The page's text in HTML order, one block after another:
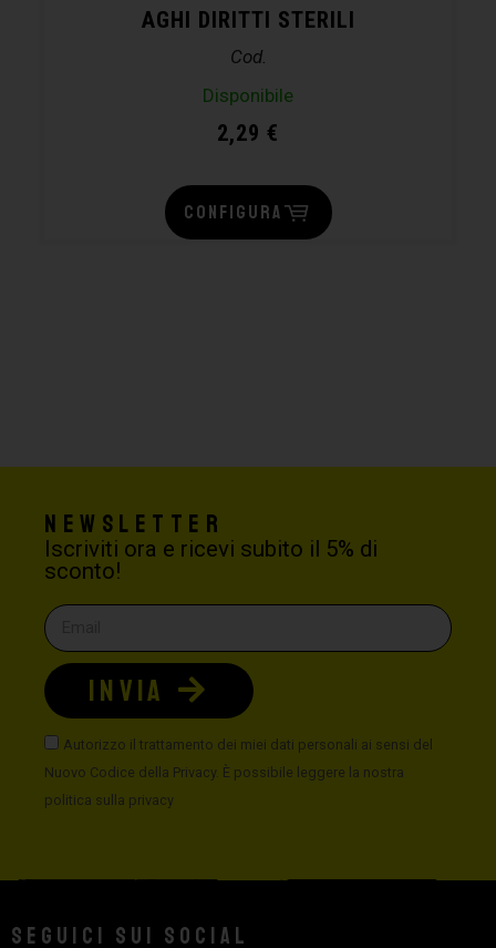
AGHI DIRITTI STERILI
Cod.
Disponibile
2,29 €
CONFIGURA
Newsletter
Iscriviti ora e ricevi subito il 5% di
sconto!
Autorizzo il trattamento dei miei dati personali ai sensi del
Nuovo Codice della Privacy. È possibile leggere la nostra
politica sulla privacy
INVIA
Seguici sui social